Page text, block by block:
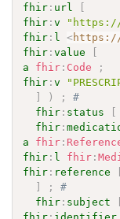
fhir : url
fhir :v
"https://
fhir : l <
fhir :value
a
fhir : Code
;
fhir :v
) ;
#
fhir : status
fhir :
a
fhir :
fhir : l fhir :
fhir : reference
;
#
fhir : subject